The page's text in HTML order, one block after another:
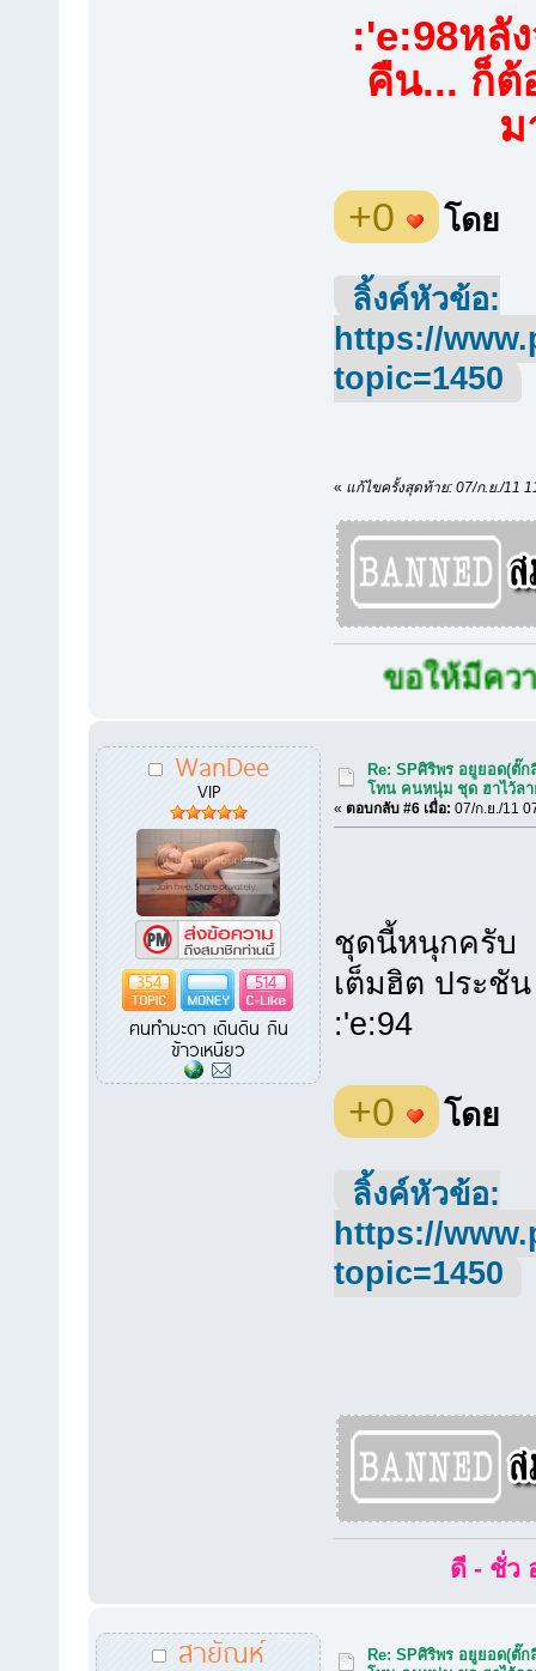
:'e:98หลั
คืน... ก็ต้
ม
+0
โดย
ลิ้งค์หัวข้อ:
https://
topic=1450
« แก้ไขครั้งสุดท้าย: 07/ก.ย./11
ขอให้มีความสุข
WanDee
VIP
354
514
ฅนทำมะดา เดินดิน กิน
ข้าวเหนียว
Re: SPศิริพร อยูยอด(ตั๊
โทน คนหนุ่ม ชุด ฮาไว้ล
« ตอบกลับ #6 เมื่อ: 07/ก.ย./11
ชุดนี้หนุกครับ
เต็มฮิต ประชั
:'e:94
+0 โดย
ลิ้งค์หัวข้อ:
https://
topic=1450
ดี - ชั่ว
สายัณห์
Re: SPศิริพร อยูยอด(ตั๊